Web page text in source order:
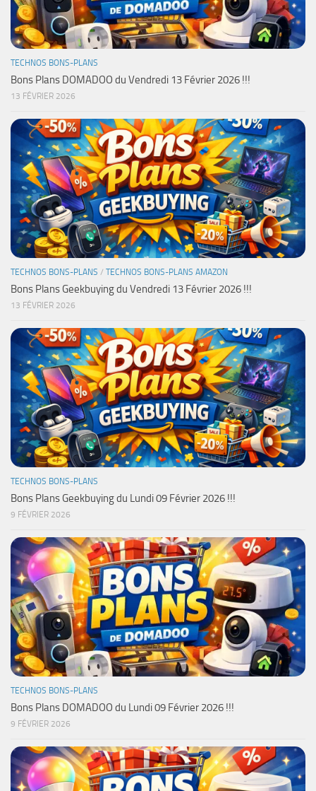
TECHNOS BONS-PLANS
Bons Plans DOMADOO du Vendredi 13 Février 2026 !!!
13 FÉVRIER 2026
TECHNOS BONS-PLANS / TECHNOS BONS-PLANS AMAZON
Bons Plans Geekbuying du Vendredi 13 Février 2026 !!!
13 FÉVRIER 2026
TECHNOS BONS-PLANS
Bons Plans Geekbuying du Lundi 09 Février 2026 !!!
9 FÉVRIER 2026
TECHNOS BONS-PLANS
Bons Plans DOMADOO du Lundi 09 Février 2026 !!!
9 FÉVRIER 2026